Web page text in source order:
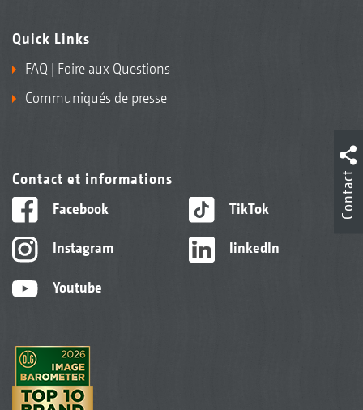
Quick Links
FAQ | Foire aux Questions
Communiqués de presse
Contact et informations
Facebook
Instagram
Youtube
TikTok
linkedIn
Contact